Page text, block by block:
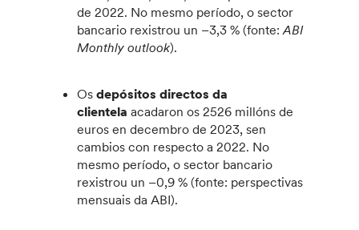
de 2022. No mesmo período, o sector
bancario rexistrou un –3,3 % (fonte:ABI
Monthly outlook).
Osdepósitos directos da
clientelaacadaron os 2526 millóns de
euros en decembro de 2023, sen
cambios con respecto a 2022. No
mesmo período, o sector bancario
rexistrou un –0,9 % (fonte: perspectivas
mensuais da ABI).